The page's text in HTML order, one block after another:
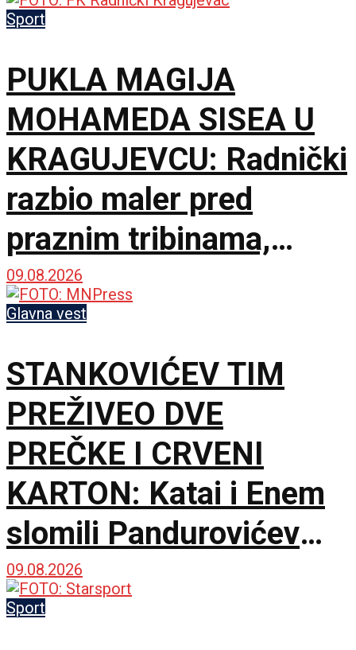
Sport
PUKLA MAGIJA
MOHAMEDA SISEA U
KRAGUJEVCU: Radnički
razbio maler pred
praznim tribinama,
Zemun pao na sparnom
Čika Dači!
09.08.2026
Glavna vest
STANKOVIĆEV TIM
PREŽIVEO DVE
PREČKE I CRVENI
KARTON: Katai i Enem
slomili Pandurovićev
bedem, Pazarci
promašivali u Ljutice
09.08.2026
Sport